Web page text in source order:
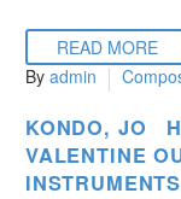
READ MORE
By admin
KONDO, JO
VALENTINE
INSTRUMENTS